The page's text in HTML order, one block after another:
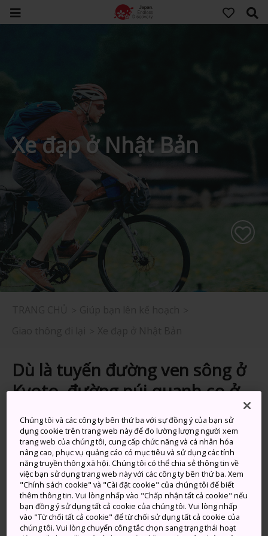
Xe đạp ở Nhật Bản
Dù là tuyến đường ven sông ở
Kyoto, đường núi quanh co ở
Wakayama, con đường men
theo Biển nội địa Setouchi hay
bất cứ nơi đâu, hãy di chuyển
bằng xe đạp để có thể đích
thân trải nghiệm sâu sắc đất
nước Nhật Bản.
Chúng tôi và các công ty bên thứ ba với sự đồng ý của bạn sử
dụng cookie trên trang web này để đo lường lượng người xem
trang web của chúng tôi, cung cấp chức năng và cá nhân hóa
nâng cao, phục vụ quảng cáo có mục tiêu và sử dụng các tính
năng truyền thông xã hội. Chúng tôi có thể chia sẻ thông tin về
việc bạn sử dụng trang web này với các công ty bên thứ ba. Xem
"Chính sách cookie" và "Cài đặt cookie" của chúng tôi để biết
thêm thông tin. Vui lòng nhấp vào "Chấp nhận tất cả cookie" nếu
bạn đồng ý sử dụng tất cả cookie của chúng tôi. Vui lòng nhấp
vào "Từ chối tất cả cookie" để từ chối sử dụng tất cả cookie của
chúng tôi. Vui lòng chuyển công tắc chọn sang trạng thái hoạt